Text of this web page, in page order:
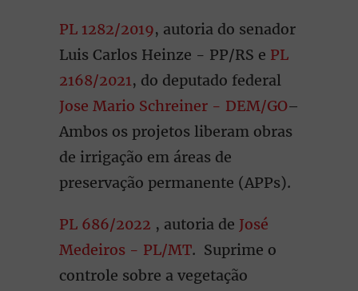
PL 1282/2019, autoria do senador
Luis Carlos Heinze - PP/RS e PL
2168/2021, do deputado federal
Jose Mario Schreiner - DEM/GO–
Ambos os projetos liberam obras
de irrigação em áreas de
preservação permanente (APPs).
PL 686/2022 , autoria de José
Medeiros - PL/MT. Suprime o
controle sobre a vegetação